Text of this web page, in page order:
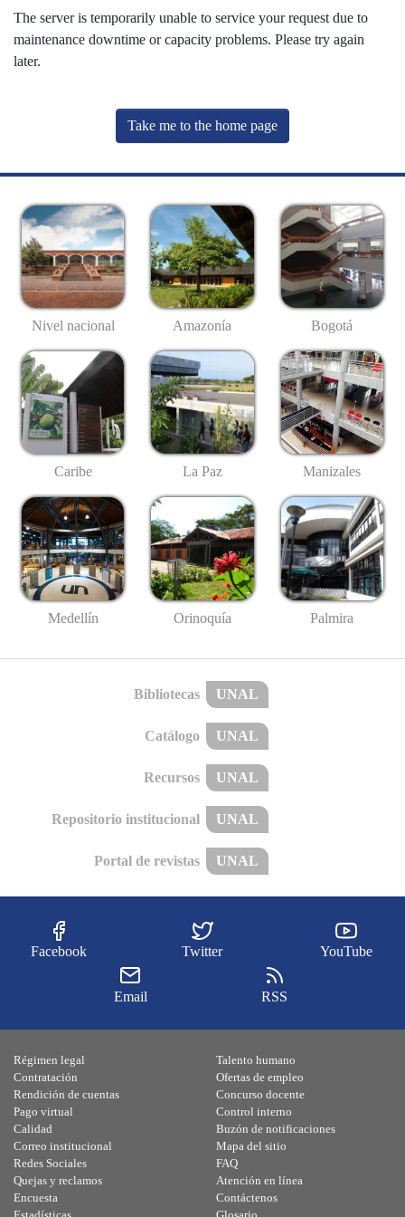
The server is temporarily unable to service your request due to
maintenance downtime or capacity problems. Please try again
later.
Take me to the home page
Nivel nacional Amazonía Bogotá
Caribe La Paz Manizales
Medellín Orinoquía Palmira
Bibliotecas UNAL
Catálogo UNAL
Recursos UNAL
Repositorio institucional UNAL
Portal de revistas UNAL
Facebook Twitter YouTube
Email RSS
Régimen legal
Contratación
Rendición de cuentas
Pago virtual
Calidad
Talento humano
Ofertas de empleo
Concurso docente
Control interno
Buzón de notificaciones
Correo institucional
Redes Sociales
Quejas y reclamos
Encuesta
Mapa del sitio
FAQ
Atención en línea
Contáctenos